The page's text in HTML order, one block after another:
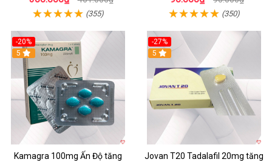
(355) (350)
-20%
5
Kamagra 100mg Ấn Độ tăng
-27%
5
Jovan T20 Tadalafil 20mg tăng